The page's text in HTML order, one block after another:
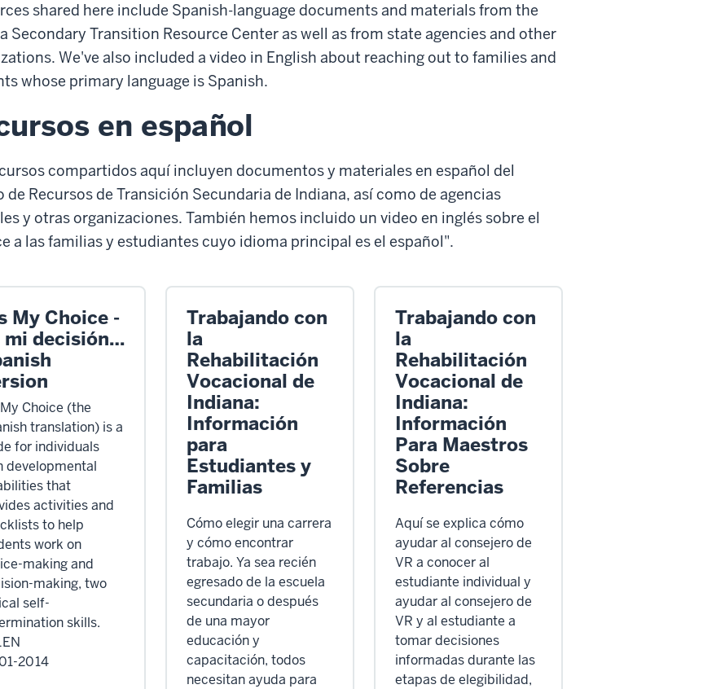
shared here include Spanish-language documents and materials from the
Secondary Transition Resource Center as well as from state agencies and other
We've also included a video in English about reaching out to families and
whose primary language is Spanish.
en español
compartidos aquí incluyen documentos y materiales en español del
de Recursos de Transición Secundaria de Indiana, así como de agencias
y otras organizaciones. También hemos incluido un video en inglés sobre el
a las familias y estudiantes cuyo idioma principal es el español".
My Choice -
mi decisión…
Choice (the
translation) is a
for individuals
developmental
that
activities and
to help
work on
making and
making, two
self-
skills.
2014
Trabajando con
la
Rehabilitación
Vocacional de
Indiana:
Información
para
Estudiantes y
Familias
Cómo elegir una carrera
y cómo encontrar
trabajo. Ya sea recién
egresado de la escuela
secundaria o después
de una mayor
educación y
capacitación, todos
necesitan ayuda para
Trabajando con
la
Rehabilitación
Vocacional de
Indiana:
Información
Para Maestros
Sobre
Referencias
Aquí se explica cómo
ayudar al consejero de
VR a conocer al
estudiante individual y
ayudar al consejero de
VR y al estudiante a
tomar decisiones
informadas durante las
etapas de elegibilidad,